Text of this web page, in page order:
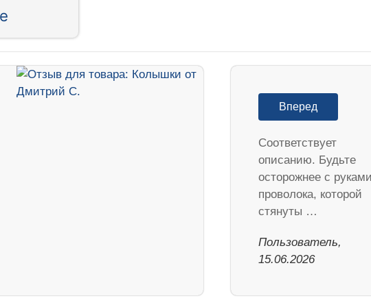
Вперед
Соответствует
описанию. Будьте
осторожнее с
проволока, которой
стянуты …
Пользователь,
15.06.2026